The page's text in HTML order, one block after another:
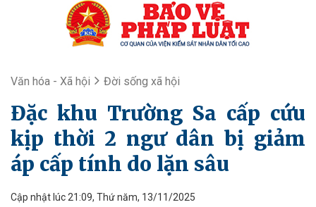
Văn hóa - Xã hội Đời sống xã hội
Đặc khu Trường Sa cấp cứu
kịp thời 2 ngư dân bị giảm
áp cấp tính do lặn sâu
Cập nhật lúc 21:09, Thứ năm, 13/11/2025